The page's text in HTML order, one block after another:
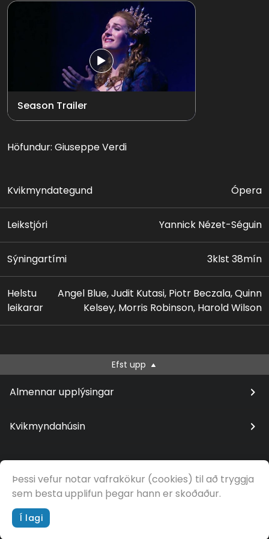
Season Trailer
Höfundur: Giuseppe Verdi
Kvikmyndategund Ópera
Leikstjóri Yannick Nézet-Séguin
Sýningartími 3klst 38mín
Helstu
leikarar
Angel Blue, Judit Kutasi, Piotr Beczala, Quinn
Kelsey, Morris Robinson, Harold Wilson
Efst upp
Almennar upplýsingar
Kvikmyndahúsin
© Samfilm
Þessi vefur notar vafrakökur (cookies) til að tryggja
sem besta upplifun þegar hann er skoðaður.
Í lagi